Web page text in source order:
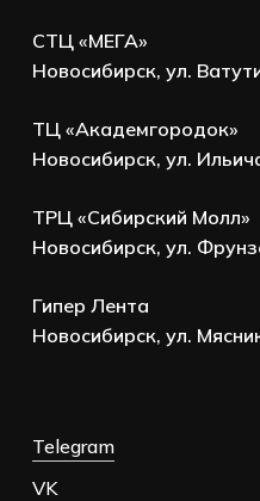
СТЦ «МЕГА»
Новосибирск, ул.
ТЦ «Академгородок»
Новосибирск, ул.
ТРЦ «Сибирский Молл»
Новосибирск, ул.
Гипер Лента
Новосибирск, ул.
Telegram
VK